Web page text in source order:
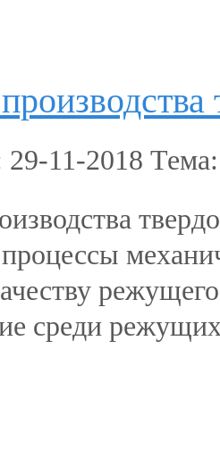
29-11-2018
среди